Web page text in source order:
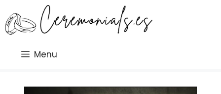
al
contenido
Menu